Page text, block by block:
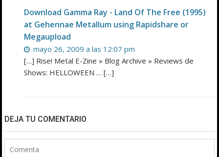
Download Gamma Ray - Land Of The Free (1995)
at Gehennae Metallum using Rapidshare or
Megaupload
mayo 26, 2009 a las 12:07 pm
[…] Rise! Metal E-Zine » Blog Archive » Reviews de
Shows: HELLOWEEN … […]
DEJA TU COMENTARIO